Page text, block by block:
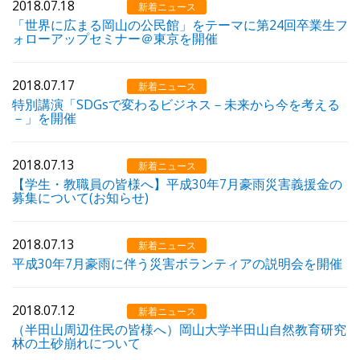
2018.07.18 新着ニュース
「世界に広まる岡山の公民館」をテーマに第24回卒業生フ
ォローアップセミナー＠東京を開催
2018.07.17 新着ニュース
特別講演「SDGsで変わるビジネス－未来から今を考える
－」を開催
2018.07.13 新着ニュース
【学生・教職員の皆様へ】平成30年7月豪雨災害義援金の
募集について(お知らせ)
2018.07.13 新着ニュース
平成30年7月豪雨に伴う災害ボランティアの説明会を開催
2018.07.12 新着ニュース
（半田山周辺住民の皆様へ）岡山大学半田山自然教育研究
林の土砂崩れについて